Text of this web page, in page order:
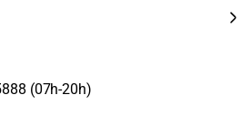
(07h-20h)